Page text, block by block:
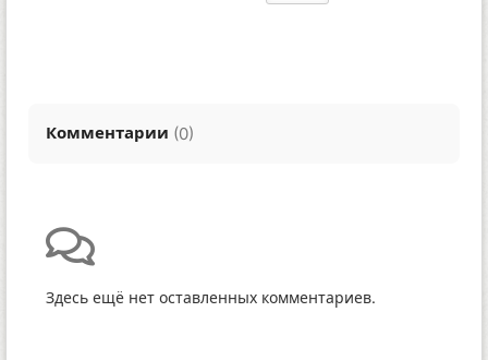
Комментарии (0)
Здесь ещё нет оставленных комментариев.